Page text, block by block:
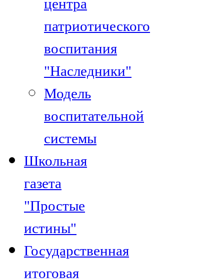
центра
патриотического
воспитания
"Наследники"
Модель
воспитательной
системы
Школьная
газета
"Простые
истины"
Государственная
итоговая